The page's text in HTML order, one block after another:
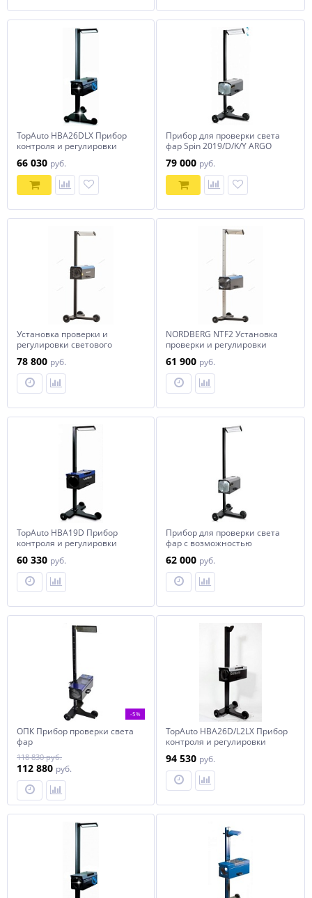
TopAuto HBA26DLX Прибор
контроля и регулировки
66 030 руб.
Прибор для проверки света
фар Spin 2019/D/K/Y ARGO
79 000 руб.
Установка проверки и
регулировки светового
лазерный указатель
NORDBERG NTF3
78 800 руб.
NORDBERG NTF2 Установка
проверки и регулировки
цифровой люксометр
61 900 руб.
TopAuto HBA19D Прибор
контроля и регулировки
60 330 руб.
Прибор для проверки света
фар с возможностью
цифровым люксметром и
зеркалом, Tecnolux (Италия)
62 000 руб.
-5%
ОПК Прибор проверки света
фар
118 830 руб.
112 880 руб.
TopAuto HBA26D/L2LX Прибор
контроля и регулировки
94 530 руб.